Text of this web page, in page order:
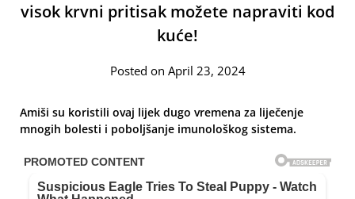
visok krvni pritisak možete napraviti kod
kuće!
Posted on April 23, 2024
Amiši su koristili ovaj lijek dugo vremena za liječenje
mnogih bolesti i poboljšanje imunološkog sistema.